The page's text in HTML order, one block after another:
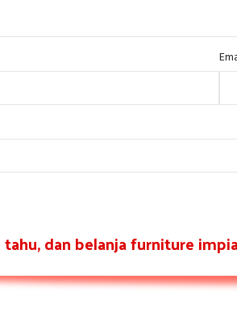
tahu, dan belanja furniture